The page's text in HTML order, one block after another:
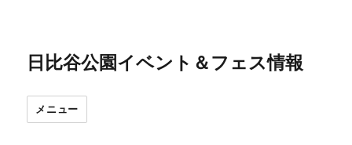
日比谷公園イベント＆フェス情報
メニュー